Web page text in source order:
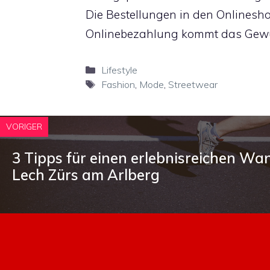
Die Bestellungen in den
Onlinebezahlung kommt das
Kategorien
Lifestyle
Schlagwörter
Fashion Mode Streetwear
VORIGER
3 Tipps für einen erlebnisreichen
Lech Zürs am Arlberg